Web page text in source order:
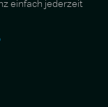
einfach jederzeit